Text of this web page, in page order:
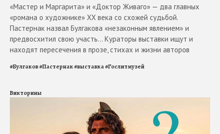
«Мастер и Маргарита» и «Доктор Живаго» — два главных
«романа о художнике» ХХ века со схожей судьбой.
Пастернак назвал Булгакова «незаконным явлением» и
предвосхитил свою участь... Кураторы выставки ищут и
находят пересечения в прозе, стихах и жизни авторов
#Булгаков#Пастернак#выставка#Гослитмузей
Викторины